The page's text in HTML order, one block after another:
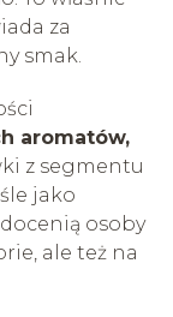
za
smak.
aromatów,
z segmentu
jako
osoby
ale też na